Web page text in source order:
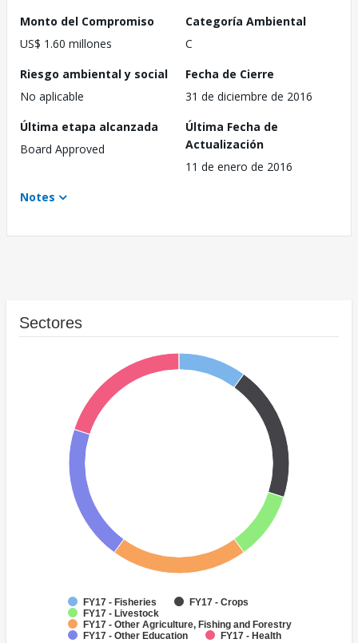
Monto del Compromiso
US$ 1.60 millones
Categoría Ambiental
C
Riesgo ambiental y social
No aplicable
Fecha de Cierre
31 de diciembre de 2016
Última etapa alcanzada
Board Approved
Última Fecha de
Actualización
11 de enero de 2016
Notes
Sectores
FY17 - Fisheries
FY17 - Crops
FY17 - Livestock
FY17 - Other Agriculture, Fishing and Forestry
FY17 - Other Education
FY17 - Health